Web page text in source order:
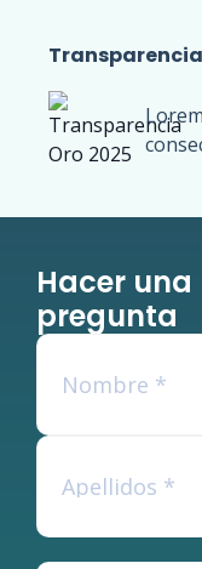
Hacer una
pregunta
Nombre
Nombre